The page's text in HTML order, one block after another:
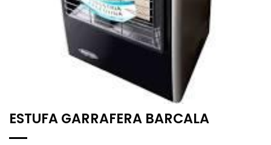
ESTUFA GARRAFERA BARCALA